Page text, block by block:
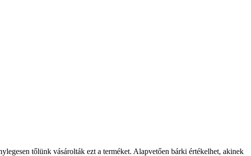
tőlünk vásárolták ezt a terméket. Alapvetően bárki értékelhet, akinek